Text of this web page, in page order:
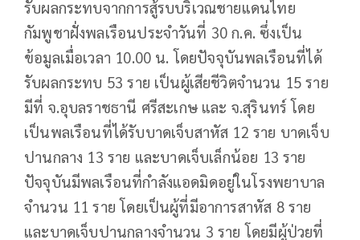
รับผลกระทบจากการสู้รบบริเวณชายแดนไทย
กัมพูชาฝั่งพลเรือนประจำวันที่ 30 ก.ค. ซึ่งเป็น
ข้อมูลเมื่อเวลา 10.00 น. โดยปัจจุบันพลเรือนที่ได้
รับผลกระทบ 53 ราย เป็นผู้เสียชีวิตจำนวน 15 ราย
มีที่ จ.อุบลราชธานี ศรีสะเกษ และ จ.สุรินทร์ โดย
เป็นพลเรือนที่ได้รับบาดเจ็บสาหัส 12 ราย บาดเจ็บ
ปานกลาง 13 ราย และบาดเจ็บเล็กน้อย 13 ราย
ปัจจุบันมีพลเรือนที่กำลังแอดมิดอยู่ในโรงพยาบาล
จำนวน 11 ราย โดยเป็นผู้ที่มีอาการสาหัส 8 ราย
และบาดเจ็บปานกลางจำนวน 3 ราย โดยมีผู้ป่วยที่